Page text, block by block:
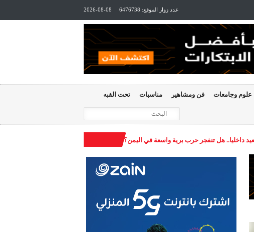
2026-08-08 عدد زوار الموقع: 6476738
علوم وجامعات فن ومشاهير مناسبات تحت القبه
داخليا.. هل تنفجر حرب برية واسعة في اليمن؟